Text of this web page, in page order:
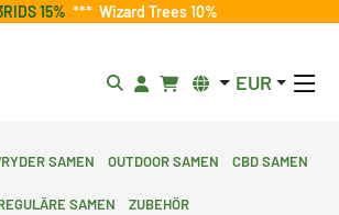
15% *** Wizard Trees 10%
EUR
Samen Outdoor Samen CBD Samen
Samen Zubehör